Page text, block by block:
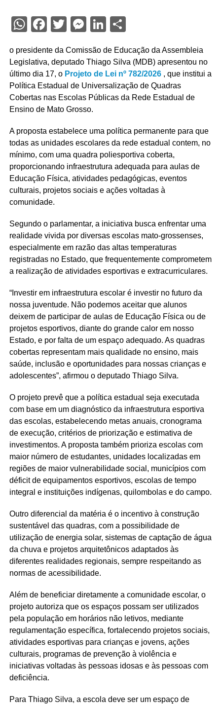
WhatsApp
Facebook
Twitter
Messenger
LinkedIn
Share
o presidente da Comissão de Educação da Assembleia
Legislativa, deputado Thiago Silva (MDB) apresentou no
último dia 17, o Projeto de Lei nº 782/2026, que institui a
Política Estadual de Universalização de Quadras
Cobertas nas Escolas Públicas da Rede Estadual de
Ensino de Mato Grosso.
A proposta estabelece uma política permanente para que
todas as unidades escolares da rede estadual contem, no
mínimo, com uma quadra poliesportiva coberta,
proporcionando infraestrutura adequada para aulas de
Educação Física, atividades pedagógicas, eventos
culturais, projetos sociais e ações voltadas à
comunidade.
Segundo o parlamentar, a iniciativa busca enfrentar uma
realidade vivida por diversas escolas mato-grossenses,
especialmente em razão das altas temperaturas
registradas no Estado, que frequentemente comprometem
a realização de atividades esportivas e extracurriculares.
“Investir em infraestrutura escolar é investir no futuro da
nossa juventude. Não podemos aceitar que alunos
deixem de participar de aulas de Educação Física ou de
projetos esportivos, diante do grande calor em nosso
Estado, e por falta de um espaço adequado. As quadras
cobertas representam mais qualidade no ensino, mais
saúde, inclusão e oportunidades para nossas crianças e
adolescentes”, afirmou o deputado Thiago Silva.
O projeto prevê que a política estadual seja executada
com base em um diagnóstico da infraestrutura esportiva
das escolas, estabelecendo metas anuais, cronograma
de execução, critérios de priorização e estimativa de
investimentos. A proposta também prioriza escolas com
maior número de estudantes, unidades localizadas em
regiões de maior vulnerabilidade social, municípios com
déficit de equipamentos esportivos, escolas de tempo
integral e instituições indígenas, quilombolas e do campo.
Outro diferencial da matéria é o incentivo à construção
sustentável das quadras, com a possibilidade de
utilização de energia solar, sistemas de captação de água
da chuva e projetos arquitetônicos adaptados às
diferentes realidades regionais, sempre respeitando as
normas de acessibilidade.
Além de beneficiar diretamente a comunidade escolar, o
projeto autoriza que os espaços possam ser utilizados
pela população em horários não letivos, mediante
regulamentação específica, fortalecendo projetos sociais,
atividades esportivas para crianças e jovens, ações
culturais, programas de prevenção à violência e
iniciativas voltadas às pessoas idosas e às pessoas com
deficiência.
Para Thiago Silva, a escola deve ser um espaço de